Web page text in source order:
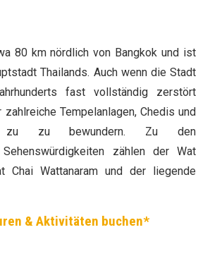
80 km nördlich von Bangkok und ist
Thailands. Auch wenn die Stadt
fast vollständig zerstört
Tempelanlagen, Chedis und
zu zu bewundern. Zu den
zählen der Wat
Chai Wattanaram und der liegende
& Aktivitäten buchen*